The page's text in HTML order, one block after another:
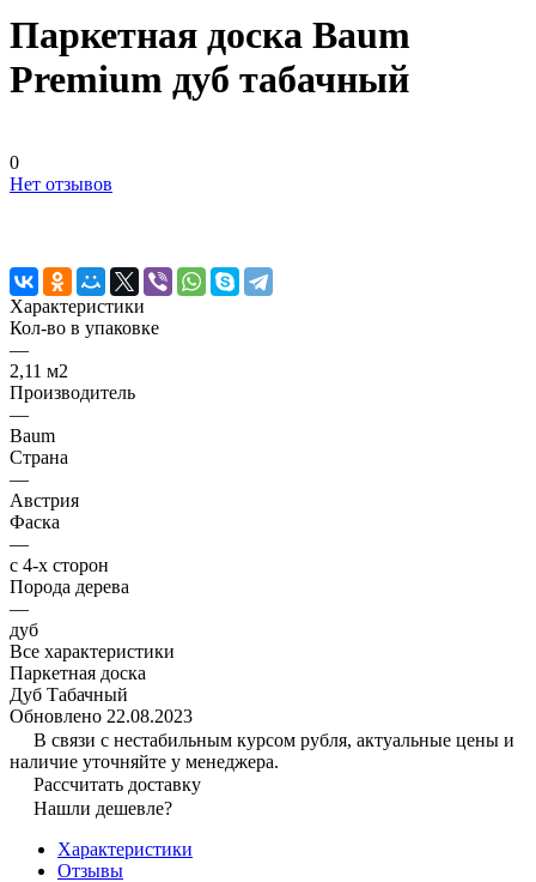
Паркетная доска Baum
Premium дуб табачный
0
Нет отзывов
Характеристики
Кол-во в упаковке
—
2,11 м2
Производитель
—
Baum
Страна
—
Австрия
Фаска
—
с 4-х сторон
Порода дерева
—
дуб
Все характеристики
Паркетная доска
Дуб Табачный
Обновлено 22.08.2023
В связи с нестабильным курсом рубля, актуальные цены и
наличие уточняйте у менеджера.
Рассчитать доставку
Нашли дешевле?
Характеристики
Отзывы